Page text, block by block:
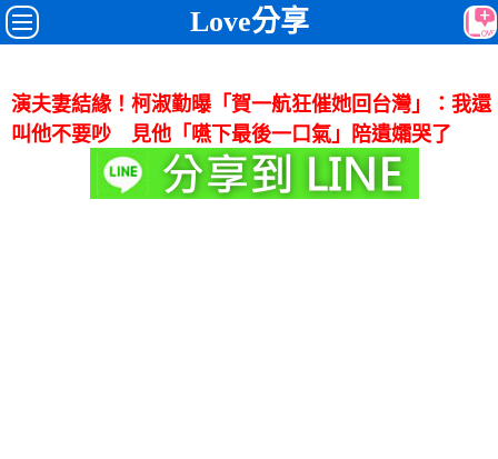
Love分享
演夫妻結緣！柯淑勤曝「賀一航狂催她回台灣」：我還
叫他不要吵 見他「嚥下最後一口氣」陪遺孀哭了